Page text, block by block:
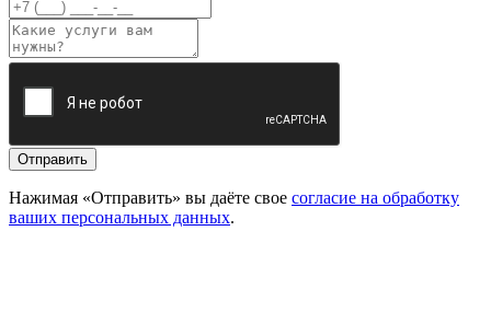
Отправить
Нажимая «Отправить» вы даёте свое согласие на обработку
ваших персональных данных.